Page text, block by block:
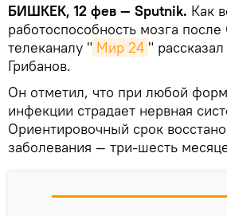
БИШКЕК, 12 фев — Sputnik. Как
работоспособность мозга после
телеканалу " Мир 24 "
Грибанов.
Он отметил, что при любой
инфекции страдает нервная
Ориентировочный срок
заболевания — три-шесть